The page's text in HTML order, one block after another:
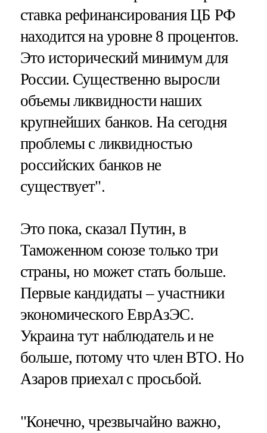
ставка рефинансирования ЦБ РФ
находится на уровне 8 процентов.
Это исторический минимум для
России. Существенно выросли
объемы ликвидности наших
крупнейших банков. На сегодня
проблемы с ликвидностью
российских банков не
существует".
Это пока, сказал Путин, в
Таможенном союзе только три
страны, но может стать больше.
Первые кандидаты – участники
экономического ЕврАзЭС.
Украина тут наблюдатель и не
больше, потому что член ВТО. Но
Азаров приехал с просьбой.
"Конечно, чрезвычайно важно,